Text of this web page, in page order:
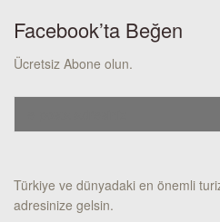
Facebook’ta Beğen
Ücretsiz Abone olun.
Türkiye ve dünyadaki en önemli
adresinize gelsin.